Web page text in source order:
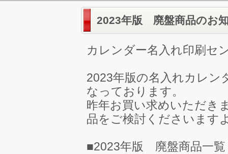
2023年版 廃盤商品のお
カレンダー名入れ印刷セ
2023年版の名入れカレン
なっております。
昨年お買い求めいただき
品をご検討くださいます
■2023年版 廃盤商品一覧